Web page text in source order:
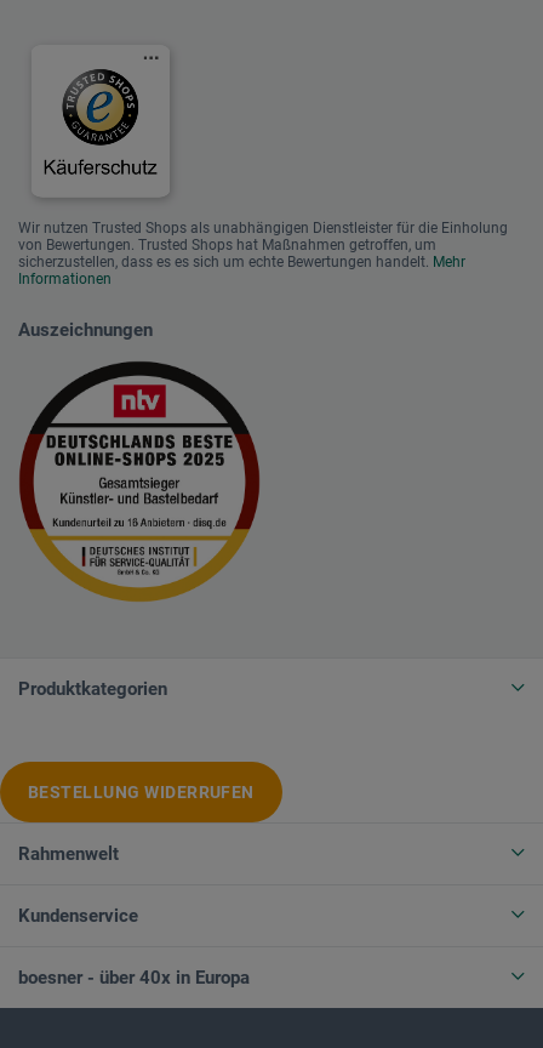
Wir nutzen Trusted Shops als unabhängigen Dienstleister für die Einholung
von Bewertungen. Trusted Shops hat Maßnahmen getroffen, um
sicherzustellen, dass es es sich um echte Bewertungen handelt. Mehr
Informationen
Auszeichnungen
Produktkategorien
BESTELLUNG WIDERRUFEN
Rahmenwelt
Kundenservice
boesner - über 40x in Europa